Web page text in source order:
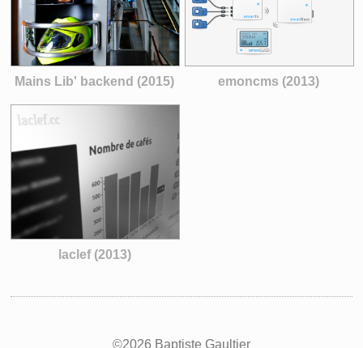
Mains Lib' backend (2015) emoncms (2013)
laclef (2013)
©2026 Baptiste Gaultier